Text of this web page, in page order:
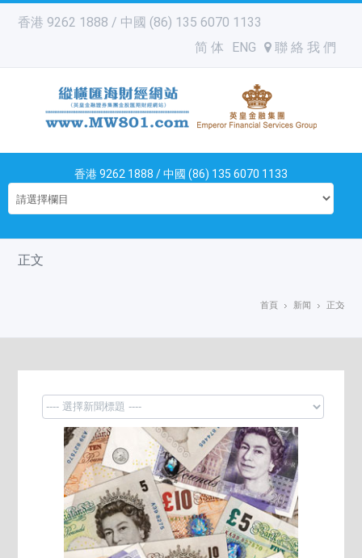
香港 9262 1888 / 中國 (86) 135 6070 1133
简 体
ENG 聯 絡 我 們
香港 9262 1888 / 中國 (86) 135 6070 1133
正文
首頁 新闻 正文